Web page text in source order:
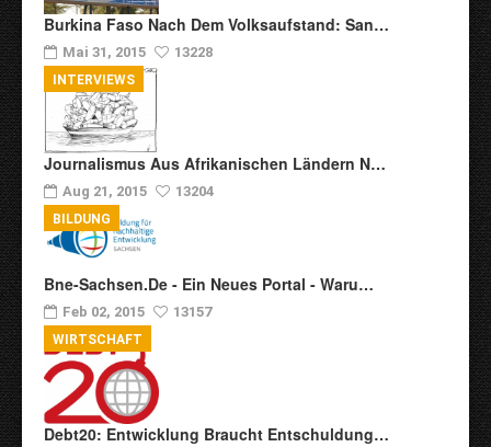
Burkina Faso Nach Dem Volksaufstand: San…
Mai 31, 2015 13228
Journalismus Aus Afrikanischen Ländern N…
Aug 21, 2015 13204
INTERVIEWS
Bne-Sachsen.de - Ein Neues Portal - Waru…
Feb 02, 2015 13157
BILDUNG
Debt20: Entwicklung Braucht Entschuldung…
WIRTSCHAFT